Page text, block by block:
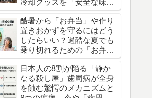
冷却グッズを「安全な味
方」にするための意外な盲
点
酷暑から「お弁当」や作り
置きおかずを守るにはどう
したらいい？過酷な夏でも
乗り切れるための「お弁当
の防衛術」3つの知恵
日本人の8割が陥る「静か
なる殺し屋」歯周病が全身
を蝕む驚愕のメカニズムと